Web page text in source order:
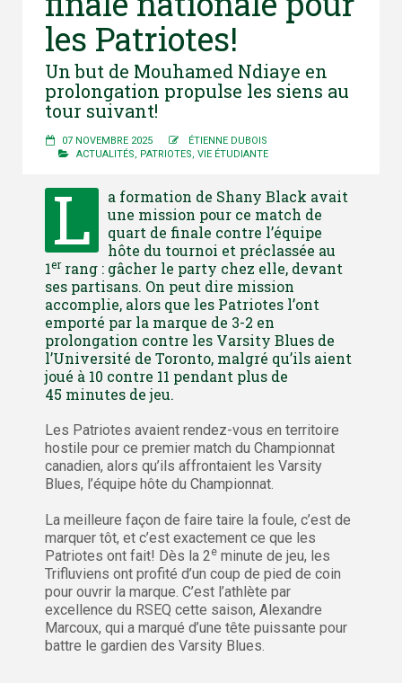
les Patriotes!
Un but de Mouhamed Ndiaye en
prolongation propulse les siens au
tour suivant!
07 NOVEMBRE 2025
ÉTIENNE DUBOIS
ACTUALITÉS
PATRIOTES VIE ÉTUDIANTE
L
a formation de Shany Black avait
une mission pour ce match de
quart de finale contre l’équipe
hôte du tournoi et préclassée au
1errang : gâcher le party chez elle, devant
ses partisans. On peut dire mission
accomplie, alors que les Patriotes l’ont
emporté par la marque de 3-2 en
prolongation contre les Varsity Blues de
l’Université de Toronto, malgré qu’ils aient
joué à 10 contre 11 pendant plus de
45 minutes de jeu.
Les Patriotes avaient rendez-vous en territoire
hostile pour ce premier match du Championnat
canadien, alors qu’ils affrontaient les Varsity
Blues, l’équipe hôte du Championnat.
La meilleure façon de faire taire la foule, c’est de
marquer tôt, et c’est exactement ce que les
Patriotes ont fait! Dès la 2e minute de jeu, les
Trifluviens ont profité d’un coup de pied de coin
pour ouvrir la marque. C’est l’athlète par
excellence du RSEQ cette saison, Alexandre
Marcoux, qui a marqué d’une tête puissante pour
battre le gardien des Varsity Blues.